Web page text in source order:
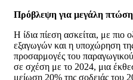
Πρόβλεψη για μεγάλη
Η ίδια πίεση ασκείται, με
εξαγωγών και η υποχώρηση
προσαρμογές του
σε σχέση με το 2024, μια
μείωση 20% της σοδειάς του